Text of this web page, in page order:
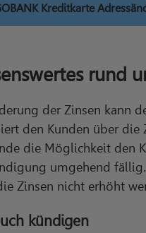
Kreditkarte
rund
der Zinsen kann
den Kunden über die
die Möglichkeit den
umgehend
Zinsen nicht erhöht
kündigen